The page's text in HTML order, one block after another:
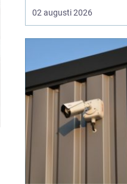
ärvda ringar, kedjor eller
örhängen som mest
starkt känslomässigt
värde. Genom
att ...
02 augusti 2026